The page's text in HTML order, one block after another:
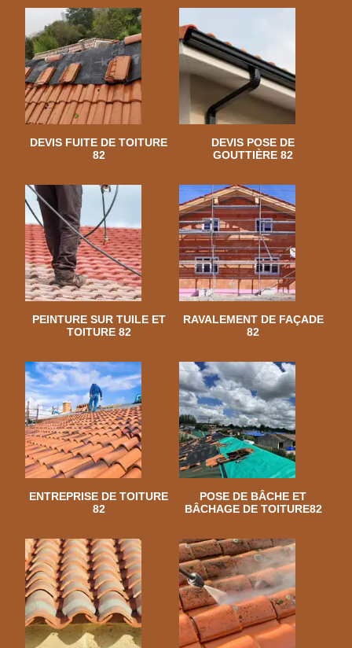
DEVIS FUITE DE TOITURE
82
DEVIS POSE DE
GOUTTIÈRE 82
PEINTURE SUR TUILE ET
TOITURE 82
RAVALEMENT DE FAÇADE
82
ENTREPRISE DE TOITURE
82
POSE DE BÂCHE ET
BÂCHAGE DE TOITURE82